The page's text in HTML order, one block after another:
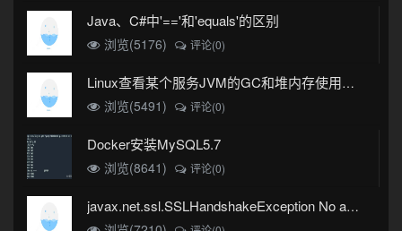
Java、C#中'=='和'equals'的区别
浏览(5176) 评论(0)
Linux查看某个服务JVM的GC和堆内存使用情况
浏览(5491)
评论(0)
Docker安装MySQL5.7
浏览(8641) 评论(0)
javax.net.ssl.SSLHandshakeException No appropriate protocol (protocol is disabled or cipher suites are inappropriate)错误